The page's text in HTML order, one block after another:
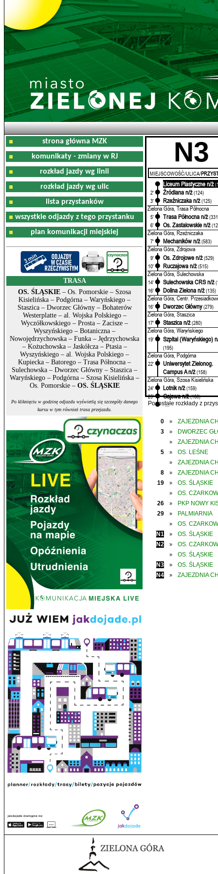
strona główna MZK
komunikaty - zmiany w RJ
rozkład jazdy wg linii
rozkład jazdy wg ulic
lista przystanków
wszystkie odjazdy z tego przystanku
plan komunikacji miejskiej
TRASA
OS. ŚLĄSKIE – Os. Pomorskie – Szosa
Kisielińska – Podgórna – Waryńskiego –
Staszica – Dworzec Główny – Bohaterów
Westerplatte – al. Wojska Polskiego –
Wyczółkowskiego – Prosta – Zacisze –
Wyszyńskiego – Botaniczna –
Nowojędrzychowska – Funka – Jędrzychowska
– Kożuchowska – Jaskółcza – Ptasia –
Wyszyńskiego – al. Wojska Polskiego –
Kupiecka – Batorego – Trasa Północna –
Sulechowska – Dworzec Główny – Staszica –
Waryńskiego – Podgórna – Szosa Kisielińska –
Os. Pomorskie – OS. ŚLĄSKIE
Po kliknięciu w godzinę odjazdu wyświetlą się szczegóły danego
kursu w tym również trasa przejazdu.
N3
MIEJSCOWOŚĆ/ULICA/
Liceum Plastyczne n/ż
2'
Źródlana n/ż (124)
3'
Rzeźniczaka n/ż (125)
Zielona Góra, Trasa Północna
5' Trasa Północna n/ż
6'
Os. Zastalowskie n/ż
Zielona Góra, Rzeźniczaka
7' Mechaników n/ż (583)
Zielona Góra, Zdrojowa
9' Os. Zdrojowe n/ż (529)
10'
Ruczajowa n/ż (515)
Zielona Góra, Sulechowska
14' Sulechowska CRS n/ż
16'
Dolina Zielona n/ż (135)
Zielona Góra, Centr.
16' Dworzec Główny (279)
Zielona Góra, Staszica
17' Staszica n/ż (280)
Zielona Góra, Waryńskiego
19' Szpital (Waryńskiego)
(195)
Zielona Góra, Podgórna
22'
Uniwersytet Zielonog.
Campus A n/ż (158)
Zielona Góra, Szosa Kisielińska
24' Lotnik n/ż (159)
25'
Gajowa n/ż (160)
...
Pozostałe rozkłady z
0 »
ZAJEZDNIA
3
» DWORZEC
»
ZAJEZDNIA
5
» OS. LEŚNE
»
ZAJEZDNIA
8
»
ZAJEZDNIA
19
» OS. ŚLĄSKIE
»
OS.
26
»
PKP NOWY
29
» PALMIARNIA
»
OS.
N1
»
OS. ŚLĄSKIE
N2
» OS.
»
OS. ŚLĄSKIE
N3
»
OS. ŚLĄSKIE
N4
» ZAJEZDNIA